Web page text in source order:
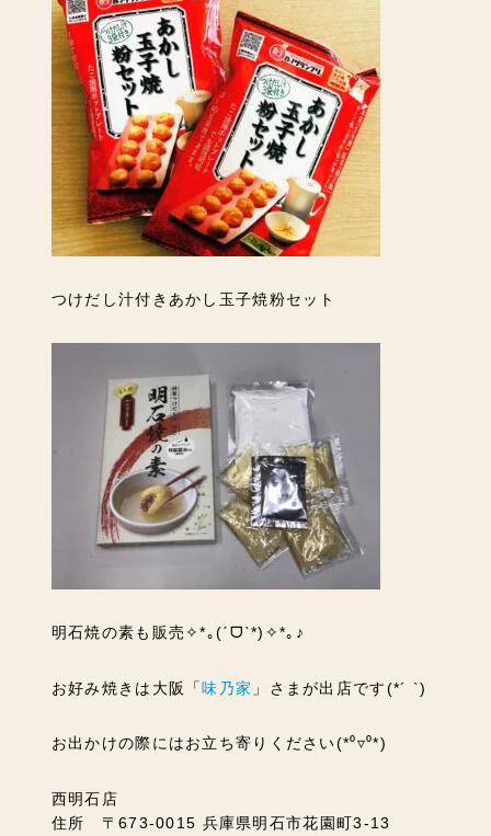
つけだし汁付きあかし玉子焼粉セット
明石焼の素も販売✧*｡(ˊᗜˋ*)✧*｡ ♪
お好み焼きは大阪「味乃家 」さまが出店です(*´ `)
お出かけの際にはお立ち寄りください(*⁰▿⁰*)
西明石店
住所 〒673-0015 兵庫県明石市花園町3-13